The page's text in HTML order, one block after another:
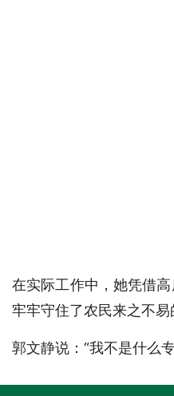
在实际工作中，她凭借
牢牢守住了农民来之不易
郭文静说：“我不是什么